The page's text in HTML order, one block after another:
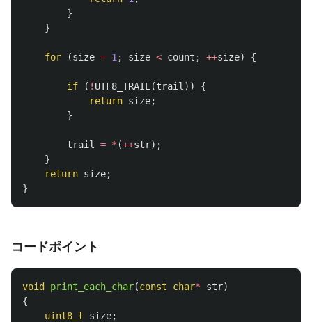
}
}
for (size = 1 ; size < count ; ++size) {
if ( ! UTF8_TRAIL (trail ))
{
return size;
}
trail = * (++str);
}
return size;
}
コードポイント
void print_each_char(const char* str)
{
uint8_t
size;